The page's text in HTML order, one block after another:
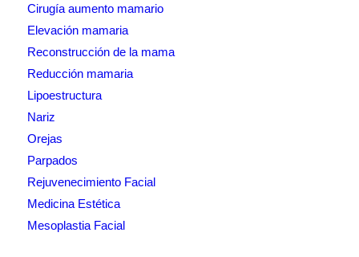
Cirugía aumento mamario
Elevación mamaria
Reconstrucción de la mama
Reducción mamaria
Lipoestructura
Nariz
Orejas
Parpados
Rejuvenecimiento Facial
Medicina Estética
Mesoplastia Facial